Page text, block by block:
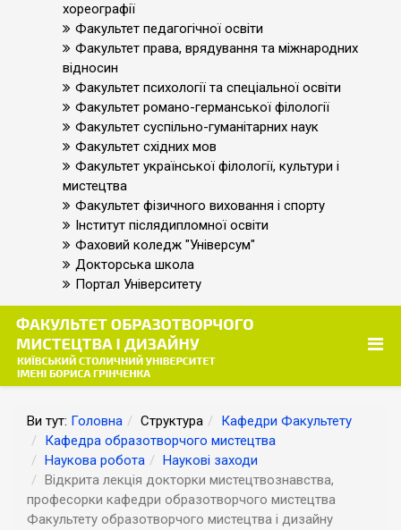
хореографії
Факультет педагогічної освіти
Факультет права, врядування та міжнародних
відносин
Факультет психології та спеціальної освіти
Факультет романо-германської філології
Факультет суспільно-гуманітарних наук
Факультет східних мов
Факультет української філології, культури і
мистецтва
Факультет фізичного виховання і спорту
Інститут післядипломної освіти
Фаховий коледж "Універсум"
Докторська школа
Портал Університету
Ви тут: Головна Структура
Кафедри Факультету
Кафедра образотворчого мистецтва
Наукова робота
Наукові заходи
Відкрита лекція докторки мистецтвознавства,
професорки кафедри образотворчого мистецтва
Факультету образотворчого мистецтва і дизайну